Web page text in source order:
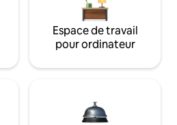
Espace de travail
pour ordinateur